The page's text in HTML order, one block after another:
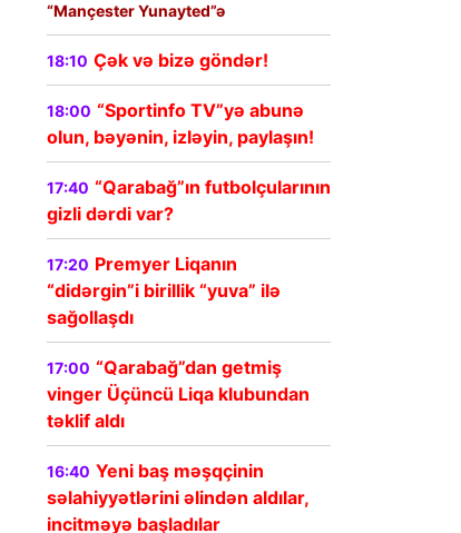
“Mançester Yunayted”ə
18:10 Çək və bizə göndər!
18:00 “Sportinfo TV”yə abunə
olun, bəyənin, izləyin, paylaşın!
17:40 “Qarabağ”ın futbolçularının
gizli dərdi var?
17:20 Premyer Liqanın
“didərgin”i birillik “yuva” ilə
sağollaşdı
17:00 “Qarabağ”dan getmiş
vinger Üçüncü Liqa klubundan
təklif aldı
16:40 Yeni baş məşqçinin
səlahiyyətlərini əlindən aldılar,
incitməyə başladılar